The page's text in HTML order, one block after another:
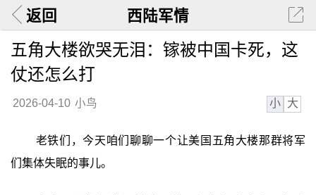
返回 西陆军情
五角大楼欲哭无泪：镓被中国卡死，这
仗还怎么打
2026-04-10 小鸟 小 大
老铁们，今天咱们聊聊一个让美国五角大楼那群将军
们集体失眠的事儿。